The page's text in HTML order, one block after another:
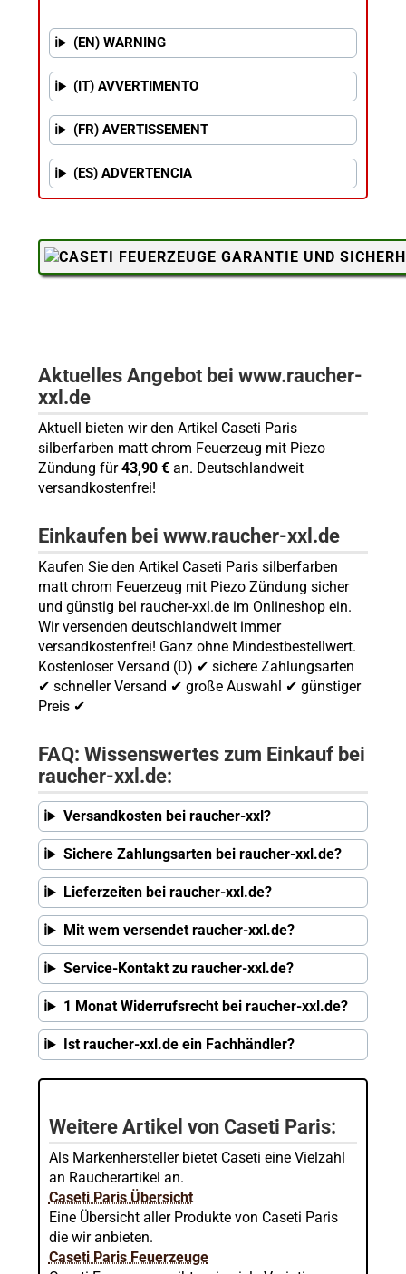
(EN) WARNING
(IT) AVVERTIMENTO
(FR) AVERTISSEMENT
(ES) ADVERTENCIA
Aktuelles Angebot bei www.raucher-
xxl.de
Aktuell bieten wir den Artikel Caseti Paris
silberfarben matt chrom Feuerzeug mit Piezo
Zündung für43,90 €an. Deutschlandweit
versandkostenfrei!
Einkaufen bei www.raucher-xxl.de
Kaufen Sie den Artikel Caseti Paris silberfarben
matt chrom Feuerzeug mit Piezo Zündung sicher
und günstig bei raucher-xxl.de im Onlineshop ein.
Wir versenden deutschlandweit immer
versandkostenfrei! Ganz ohne Mindestbestellwert.
Kostenloser Versand (D) ✔ sichere Zahlungsarten
✔ schneller Versand ✔ große Auswahl ✔ günstiger
Preis ✔
FAQ: Wissenswertes zum Einkauf bei
raucher-xxl.de:
Versandkosten bei raucher-xxl?
Sichere Zahlungsarten bei raucher-xxl.de?
Lieferzeiten bei raucher-xxl.de?
Mit wem versendet raucher-xxl.de?
Service-Kontakt zu raucher-xxl.de?
1 Monat Widerrufsrecht bei raucher-xxl.de?
Ist raucher-xxl.de ein Fachhändler?
Weitere Artikel von Caseti Paris:
Als Markenhersteller bietet Caseti eine Vielzahl
an Raucherartikel an.
Caseti Paris Übersicht
Eine Übersicht aller Produkte von Caseti Paris
die wir anbieten.
Caseti Paris Feuerzeuge